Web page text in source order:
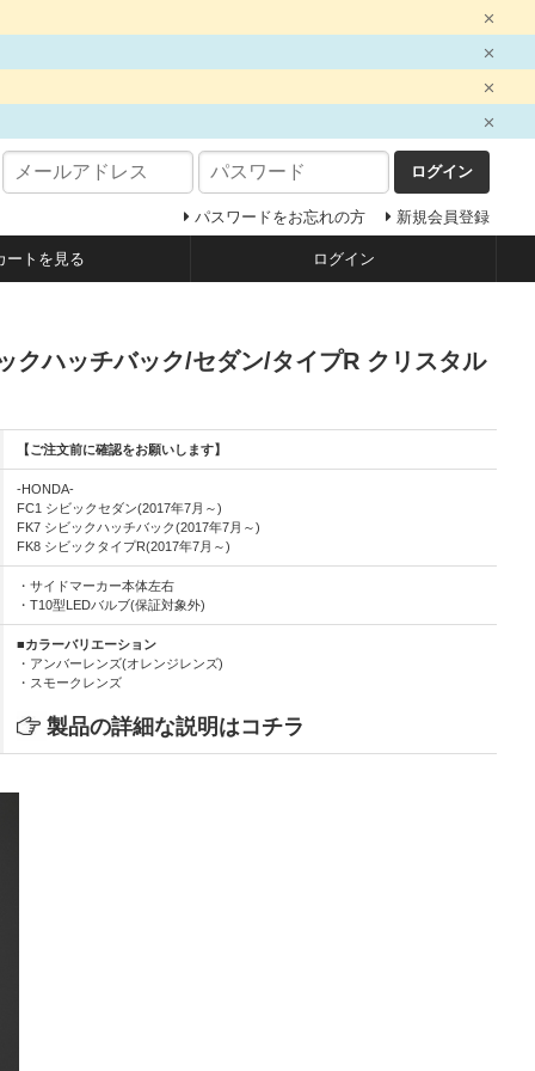
ログイン
パスワードをお忘れの方 新規会員登録
ートを見る ログイン
クハッチバック/セダン/タイプR クリスタル
【ご注文前に確認をお願いします】
-HONDA-
FC1 シビックセダン(2017年7月～)
FK7 シビックハッチバック(2017年7月～)
FK8 シビックタイプR(2017年7月～)
・サイドマーカー本体左右
・T10型LEDバルブ(保証対象外)
■カラーバリエーション
・アンバーレンズ(オレンジレンズ)
・スモークレンズ
製品の詳細な説明はコチラ